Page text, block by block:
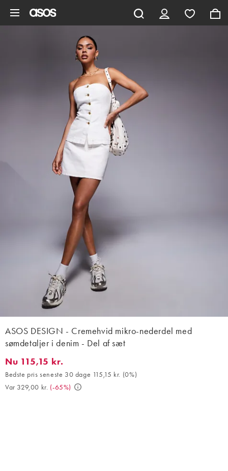
ASOS DESIGN - Cremehvid mikro-nederdel med
sømdetaljer i denim - Del af sæt
Nu 115,15 kr.. Bedste pris seneste 30 dage 115,15 kr. (0%). Var
Nu 115,15 kr.
Bedste pris seneste 30 dage 115,15 kr. (0%)
Var 329,00 kr. (-65%)